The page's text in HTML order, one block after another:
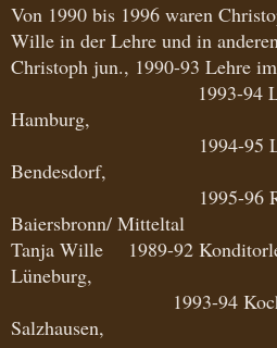
Von 1990 bis 1996 waren
Wille in der Lehre und in
Christoph jun., 1990-93 Lehre
1993-94
Hamburg,
1994-95
Bendesdorf,
1995-96
Baiersbronn/ Mitteltal
Tanja Wille 1989-92
Lüneburg,
1993-94
Salzhausen,